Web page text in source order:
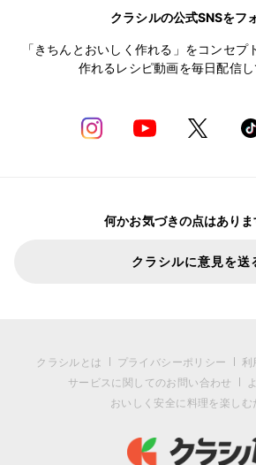
クラシルの公式SNSをフ
「きちんとおいしく作れる」をコンセプ
作れるレシピ動画を毎日配信し
何かお気づきの点はありま
クラシルに意見を送
クラシルとは プライバシーポリシー 利
サービスに関してのお問い合わせ
おいしく安全に料理を楽しむ